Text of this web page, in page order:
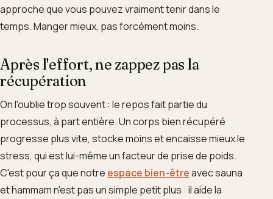
approche que vous pouvez vraiment tenir dans le
temps. Manger mieux, pas forcément moins.
Après l'effort, ne zappez pas la
récupération
On l'oublie trop souvent : le repos fait partie du
processus, à part entière. Un corps bien récupéré
progresse plus vite, stocke moins et encaisse mieux le
stress, qui est lui-même un facteur de prise de poids.
C'est pour ça que notre espace bien-êtreavec sauna
et hammam n'est pas un simple petit plus : il aide la